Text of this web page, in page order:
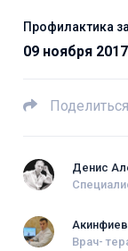
Профилактика
09 ноября
Поделиться
Денис
Врач-